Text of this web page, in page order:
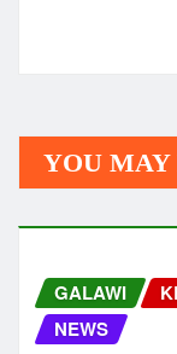
YOU MAY
GALAWI
NEWS